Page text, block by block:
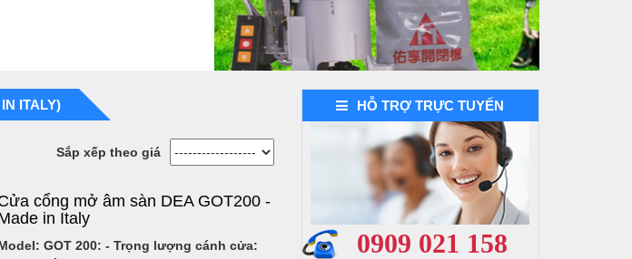
ITALY)
Sắp xếp theo giá
cổng mở âm sàn DEA GOT200 -
in Italy
GOT 200: - Trọng lượng cánh cửa:
HỖ TRỢ TRỰC TUYẾN
0909 021 158